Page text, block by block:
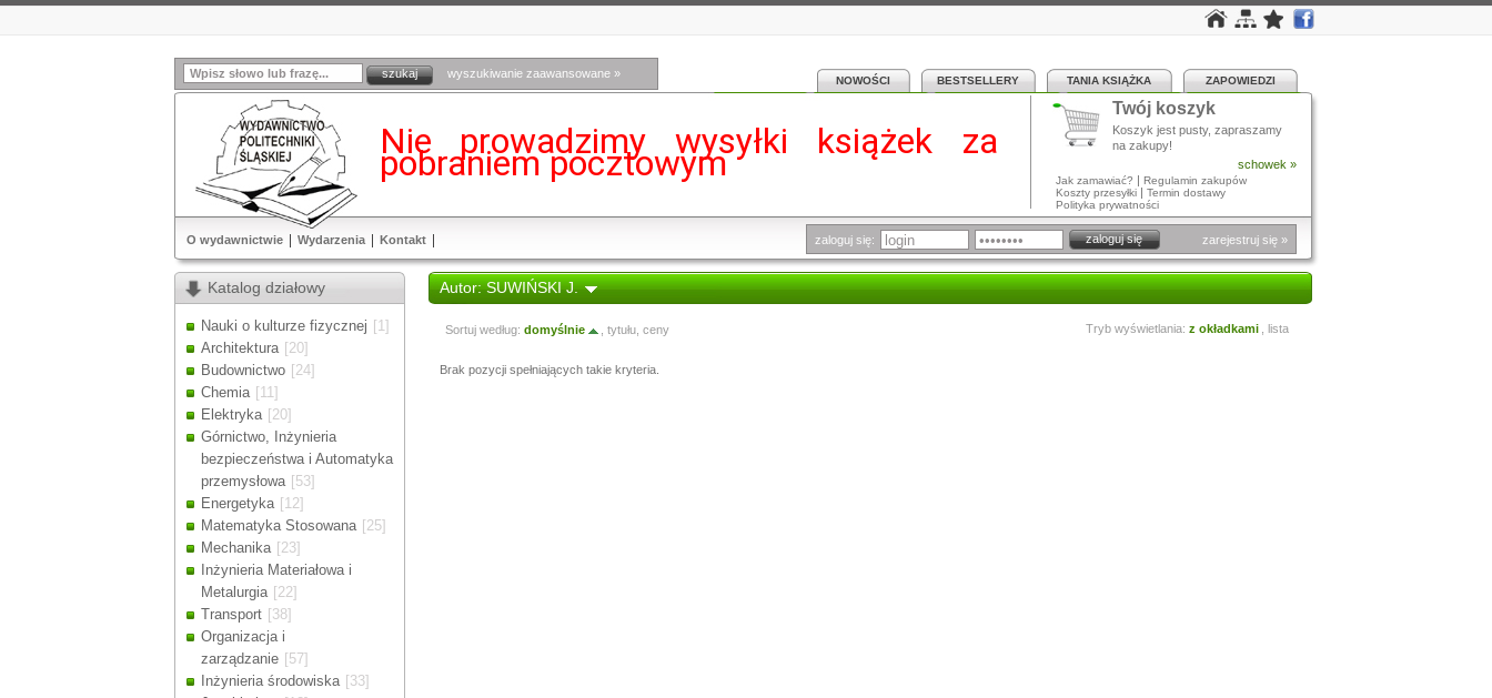
wyszukiwanie zaawansowane »
NOWOŚCI BESTSELLERY TANIA KSIĄŻKA ZAPOWIEDZI
Nie prowadzimy wysyłki książek za
pobraniem pocztowym
Drodzy Klienci!
Twój koszyk
Koszyk jest pusty, zapraszamy
na zakupy!
schowek »
Jak zamawiać? | Regulamin zakupów
Koszty przesyłki | Termin dostawy
Polityka prywatności
O wydawnictwie Wydarzenia Kontakt zaloguj się: zarejestruj się »
Katalog działowy
Nauki o kulturze fizycznej [1]
Architektura [20]
Budownictwo [24]
Chemia [11]
Elektryka [20]
Górnictwo, Inżynieria
bezpieczeństwa i Automatyka
przemysłowa [53]
Energetyka [12]
Matematyka Stosowana [25]
Mechanika [23]
Inżynieria Materiałowa i
Metalurgia [22]
Transport [38]
Organizacja i
zarządzanie [57]
Inżynieria środowiska [33]
Autor: SUWIŃSKI J.
Sortuj według: domyślnie tytułu, ceny Tryb wyświetlania: z okładkami lista
Brak pozycji spełniających takie kryteria.